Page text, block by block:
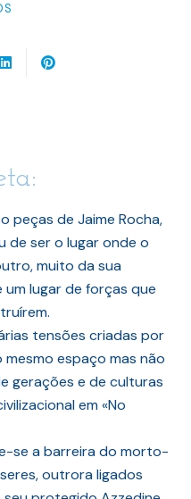
peças de Jaime Rocha,
de ser o lugar onde o
muito da sua
lugar de forças que
tensões criadas por
espaço mas não
gerações e de culturas
em «No
se a barreira do morto-
outrora ligados